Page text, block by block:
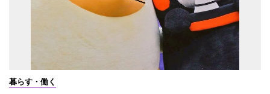
暮らす・働く